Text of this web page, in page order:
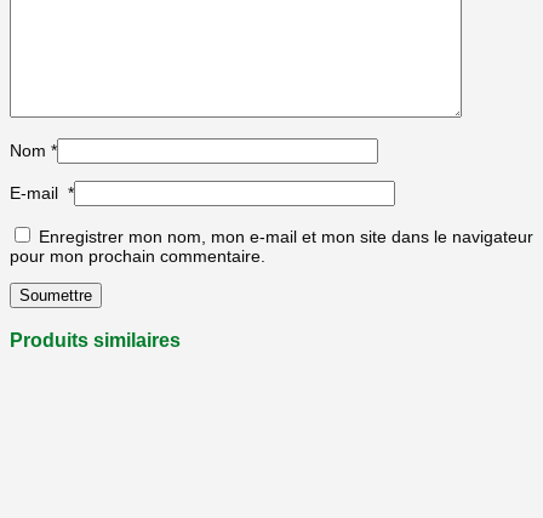
Nom *
E-mail *
Enregistrer mon nom, mon e-mail et mon site dans le navigateur
pour mon prochain commentaire.
Produits similaires